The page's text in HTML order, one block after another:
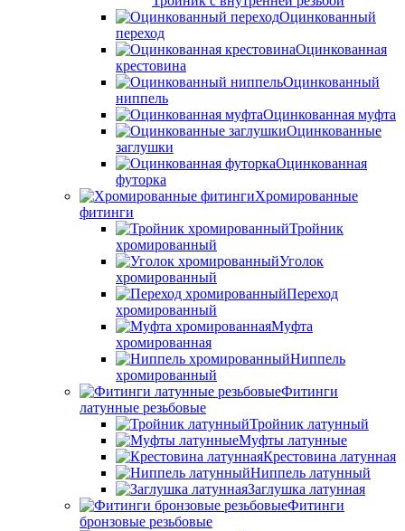
Оцинкованный
переход
Оцинкованная
крестовина
Оцинкованный
ниппель
Оцинкованная муфта
Оцинкованные
заглушки
Оцинкованная
футорка
Хромированные
фитинги
Тройник
хромированный
Уголок
хромированный
Переход
хромированный
Муфта
хромированная
Ниппель
хромированный
Фитинги
латунные резьбовые
Тройник латунный
Муфты латунные
Крестовина латунная
Ниппель латунный
Заглушка латунная
Фитинги
бронзовые резьбовые